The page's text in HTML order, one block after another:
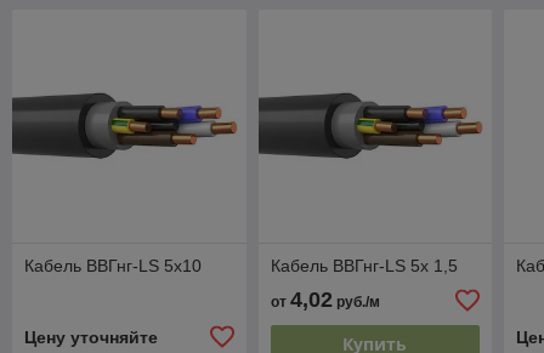
Кабель ВВГнг-LS 5х10
Цену уточняйте
Кабель ВВГнг-LS 5х 1,5
от 4,02руб./м
Купить